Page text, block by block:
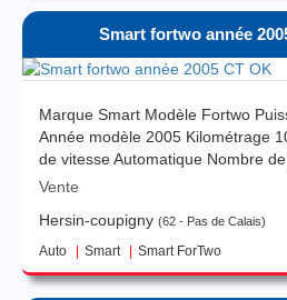
Smart fortwo année
Marque Smart Modèle Fortwo
Année modèle 2005 Kilométrage
de vitesse Automatique Nombre
place(s) 2 Date de première mise
Vente
Hersin-coupigny
62 - Pas de Calais
Auto Smart Smart ForTwo